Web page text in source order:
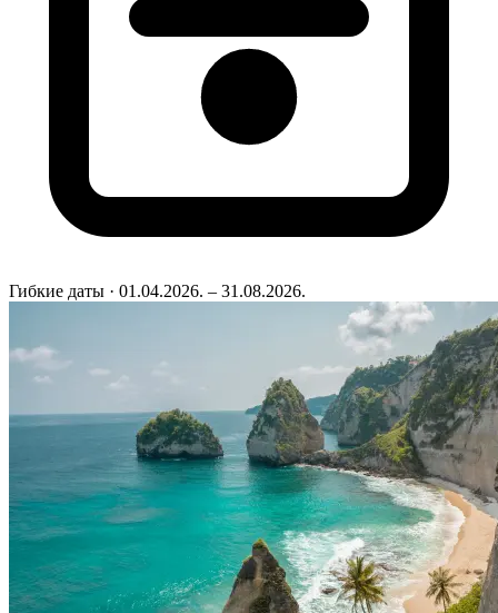
Гибкие даты · 01.04.2026. – 31.08.2026.